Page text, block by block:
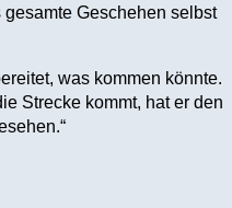
Geschehen selbst
was kommen könnte.
Strecke kommt, hat er den